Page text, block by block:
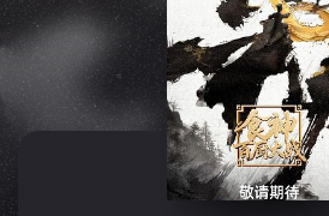
暂无观看影片的记录